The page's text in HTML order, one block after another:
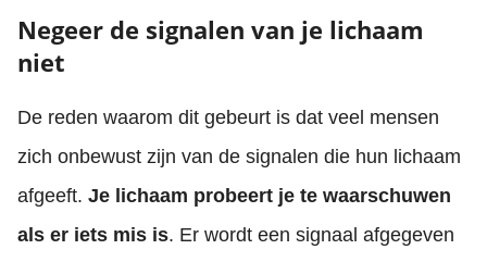
Negeer de signalen van je lichaam
niet
De reden waarom dit gebeurt is dat veel mensen
zich onbewust zijn van de signalen die hun lichaam
afgeeft. Je lichaam probeert je te waarschuwen
als er iets mis is. Er wordt een signaal afgegeven